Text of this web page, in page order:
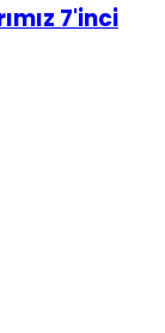
7'inci